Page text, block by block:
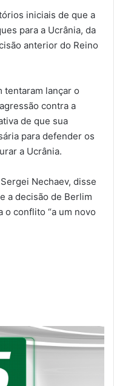
iniciais de que a
para a Ucrânia, da
anterior do Reino
tentaram lançar o
contra a
de que sua
para defender os
a Ucrânia.
Nechaev, disse
a decisão de Berlim
o conflito “a um novo